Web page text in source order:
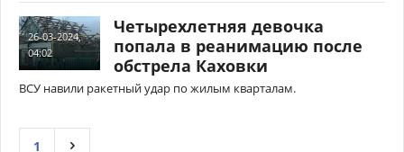
26-03-2024,
04:02
Четырехлетняя девочка
попала в реанимацию после
обстрела Каховки
ВСУ навили ракетный удар по жилым кварталам.
1